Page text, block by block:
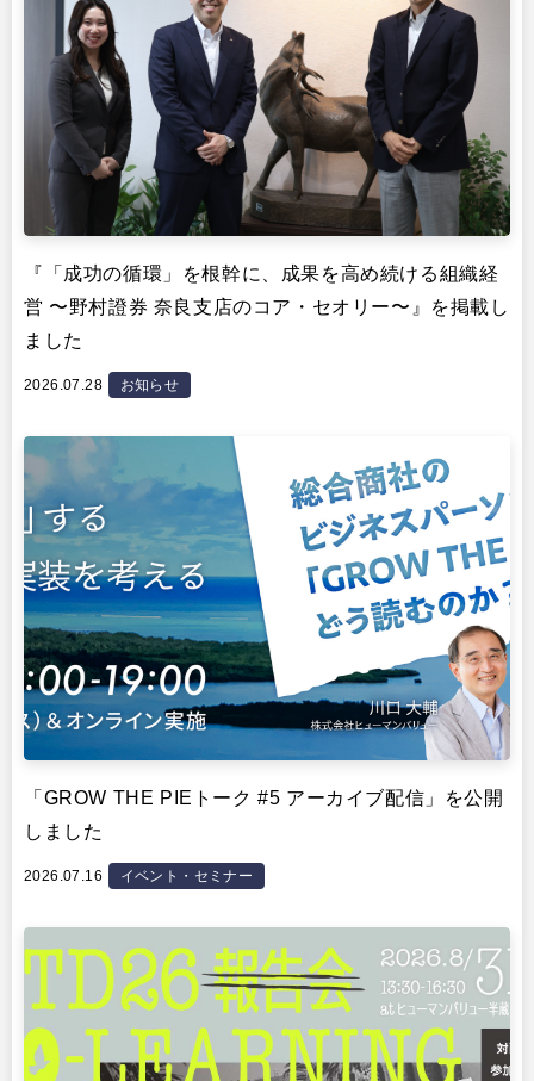
『「成功の循環」を根幹に、成果を高め続ける組織経
営 〜野村證券 奈良支店のコア・セオリー〜』を掲載し
ました
2026.07.28 お知らせ
「GROW THE PIEトーク #5 アーカイブ配信」を公開
しました
2026.07.16 イベント・セミナー